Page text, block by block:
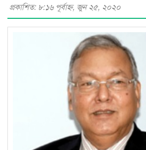
প্রকাশিত: ৮:১৬ পূর্বাহ্ণ, জুন ২৫, ২০২০